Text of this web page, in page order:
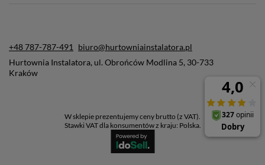
+48 787-787-491
biuro@hurtowniainstalatora.pl
Hurtownia Instalatora, ul. Obrońców Modlina 5, 30-733
Kraków
W sklepie prezentujemy ceny brutto (z VAT).
Stawki VAT dla konsumentów z kraju: Polska.